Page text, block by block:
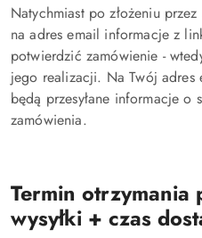
Natychmiast po złożeniu
na adres email informacje z
potwierdzić zamówienie -
jego realizacji. Na Twój adres
będą przesyłane informacje o
zamówienia.
Termin otrzymania
wysyłki + czas